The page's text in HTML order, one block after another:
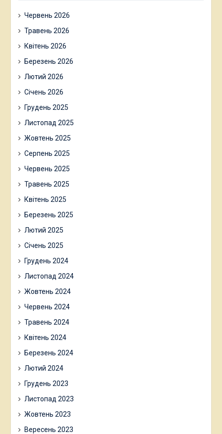
Червень 2026
Травень 2026
Квітень 2026
Березень 2026
Лютий 2026
Січень 2026
Грудень 2025
Листопад 2025
Жовтень 2025
Серпень 2025
Червень 2025
Травень 2025
Квітень 2025
Березень 2025
Лютий 2025
Січень 2025
Грудень 2024
Листопад 2024
Жовтень 2024
Червень 2024
Травень 2024
Квітень 2024
Березень 2024
Лютий 2024
Грудень 2023
Листопад 2023
Жовтень 2023
Вересень 2023